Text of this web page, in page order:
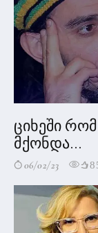
ციხეში
მქონდა...
06/02/23